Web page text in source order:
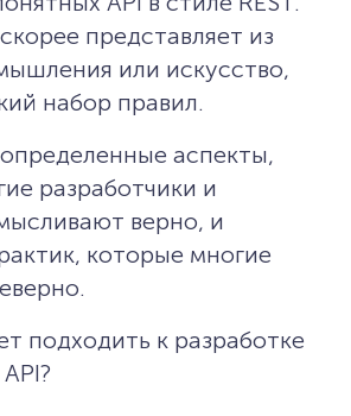
представляет из
или искусство,
набор правил.
аспекты,
разработчики и
верно, и
которые многие
подходить к разработке